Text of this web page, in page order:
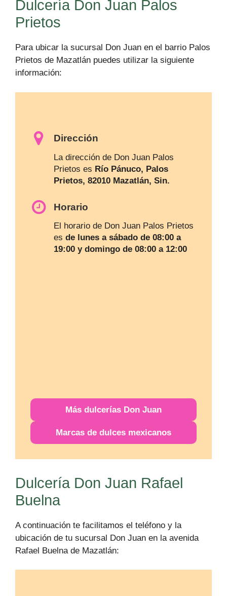
Dulcería Don Juan Palos
Prietos
Para ubicar la sucursal Don Juan en el barrio Palos
Prietos de Mazatlán puedes utilizar la siguiente
información:
Dirección
La dirección de Don Juan Palos
Prietos es Río Pánuco, Palos
Prietos, 82010 Mazatlán, Sin.
Horario
El horario de Don Juan Palos Prietos
es de lunes a sábado de 08:00 a
19:00 y domingo de 08:00 a 12:00
Más dulcerías Don Juan
Marcas de dulces mexicanos
Dulcería Don Juan Rafael
Buelna
A continuación te facilitamos el teléfono y la
ubicación de tu sucursal Don Juan en la avenida
Rafael Buelna de Mazatlán: